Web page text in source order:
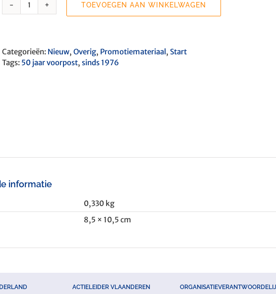
Badhanddoek
aantal
TOEVOEGEN AAN WINKELWAGEN
Categorieën: Nieuw, Overig, Promotiemateriaal, Start
Tags: 50 jaar voorpost, sinds 1976
informatie
0,330 kg
8,5 × 10,5 cm
ACTIELEIDER VLAANDEREN